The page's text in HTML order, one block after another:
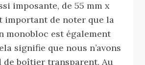
imposante, de 55 mm x
important de noter que la
monobloc est également
signifie que nous n’avons
de boîtier transparent. Au